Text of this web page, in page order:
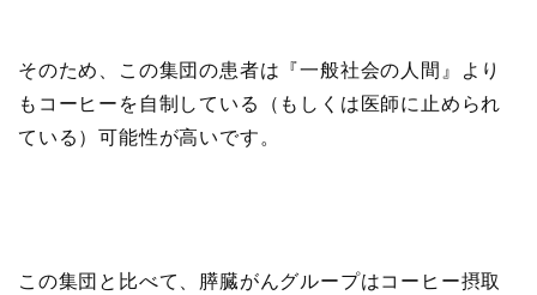
そのため、この集団の患者は『一般社会の人間』より
もコーヒーを自制している（もしくは医師に止められ
ている）可能性が高いです。
この集団と比べて、膵臓がんグループはコーヒー摂取